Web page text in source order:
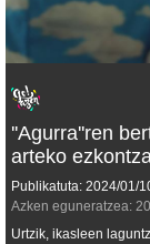
''Agurra''ren
arteko
Publikatuta: 2024/01/
Azken eguneratzea:
Urtzik, ikasleen